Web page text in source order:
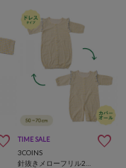
TIME SALE
3COINS